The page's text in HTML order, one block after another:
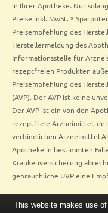
in Ihrer Apotheke. Nur
Preise inkl. MwSt. *
Preisempfehlung des
Herstellermeldung des
Informationsstelle für
rezeptfreien Produkten
Preisempfehlung des
(AVP). Der AVP ist keine
Der AVP ist ein von den
rezeptfreie Arzneimittel,
verbindlichen Arzneimittel
Apotheke in bestimmten
Krankenversicherung
gebräuchliche UVP eine
This website makes use